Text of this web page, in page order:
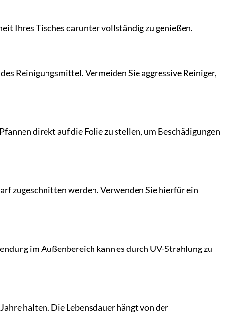
Ihres Tisches darunter vollständig zu genießen.
Reinigungsmittel. Vermeiden Sie aggressive Reiniger,
direkt auf die Folie zu stellen, um Beschädigungen
zugeschnitten werden. Verwenden Sie hierfür ein
im Außenbereich kann es durch UV-Strahlung zu
halten. Die Lebensdauer hängt von der